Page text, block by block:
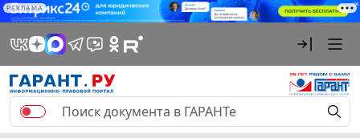
РЕКЛАМА